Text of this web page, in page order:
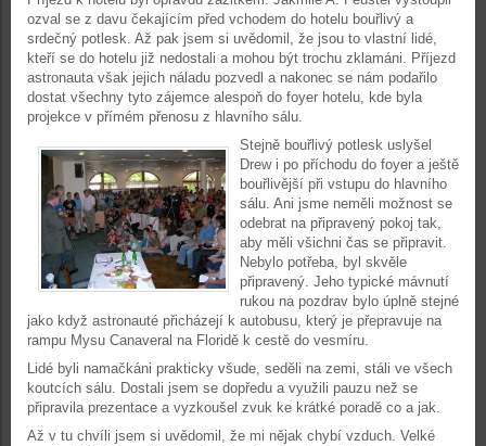
ozval se z davu čekajícím před vchodem do hotelu bouřlivý a
srdečný potlesk. Až pak jsem si uvědomil, že jsou to vlastní lidé,
kteří se do hotelu již nedostali a mohou být trochu zklamáni. Příjezd
astronauta však jejich náladu pozvedl a nakonec se nám podařilo
dostat všechny tyto zájemce alespoň do foyer hotelu, kde byla
projekce v přímém přenosu z hlavního sálu.
Stejně bouřlivý potlesk uslyšel
Drew i po příchodu do foyer a ještě
bouřlivější při vstupu do hlavního
sálu. Ani jsme neměli možnost se
odebrat na připravený pokoj tak,
aby měli všichni čas se připravit.
Nebylo potřeba, byl skvěle
připravený. Jeho typické mávnutí
rukou na pozdrav bylo úplně stejné
jako když astronauté přicházejí k autobusu, který je přepravuje na
rampu Mysu Canaveral na Floridě k cestě do vesmíru.
Lidé byli namačkáni prakticky všude, seděli na zemi, stáli ve všech
koutcích sálu. Dostali jsem se dopředu a využili pauzu než se
připravila prezentace a vyzkoušel zvuk ke krátké poradě co a jak.
Až v tu chvíli jsem si uvědomil, že mi nějak chybí vzduch. Velké